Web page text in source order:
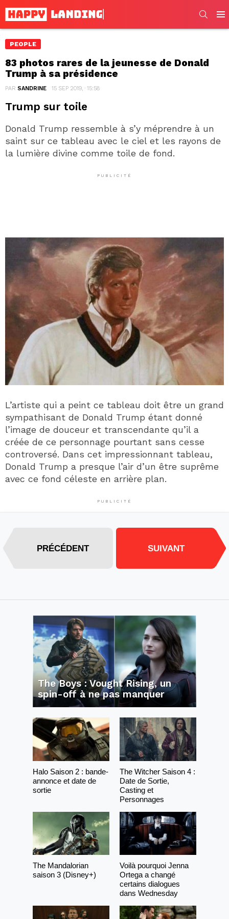
PEOPLE
83 photos rares de la jeunesse de Donald
Trump à sa présidence
PAR SANDRINE 15 SEP 2019, · 15:58
Trump sur toile
Donald Trump ressemble à s’y méprendre à un
saint sur ce tableau avec le ciel et les rayons de
la lumière divine comme toile de fond.
PUBLICITÉ
L’artiste qui a peint ce tableau doit être un grand
sympathisant de Donald Trump étant donné
l’image de douceur et transcendante qu’il a
créée de ce personnage pourtant sans cesse
controversé. Dans cet impressionnant tableau,
Donald Trump a presque l’air d’un être suprême
avec ce fond céleste en arrière plan.
PUBLICITÉ
PRÉCÉDENT SUIVANT
The Boys : Vought Rising, un
spin-off à ne pas manquer
Halo Saison 2 : bande-
annonce et date de
sortie
The Witcher Saison 4 :
Date de Sortie,
Casting et
Personnages
The Mandalorian
saison 3 (Disney+)
Voilà pourquoi Jenna
Ortega a changé
certains dialogues
dans Wednesday